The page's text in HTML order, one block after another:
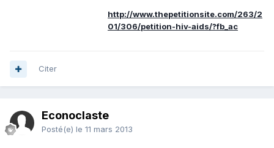
http://www.thepetitionsite.com/263/2
01/306/petition-hiv-aids/?fb_ac
Citer
Econoclaste
Posté(e) le 11 mars 2013